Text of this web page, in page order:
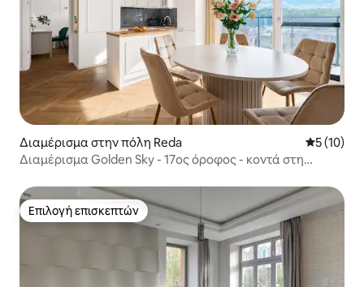
Διαμέρισμα στην πόλη Reda Μέση
5 (10)
Διαμέρισμα Golden Sky - 17ος όροφος - κοντά στη
Επιλογή επισκεπτών
Επιλογή επισκεπτών